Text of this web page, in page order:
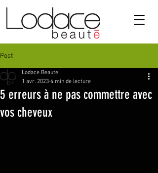
Post
5 erreurs à ne pas commettre avec
vos cheveux
Lodace Beauté
1 avr. 2023 4 min de lecture